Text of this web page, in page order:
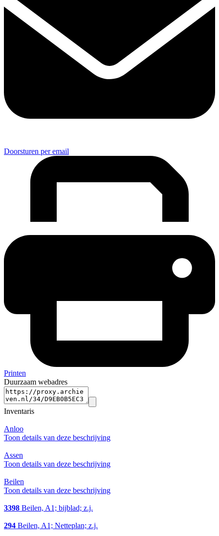
Doorsturen per email
Printen
Duurzaam webadres
Inventaris
Anloo
Toon details van deze beschrijving
Assen
Toon details van deze beschrijving
Beilen
Toon details van deze beschrijving
3398 Beilen, A1; bijblad; z.j.
294 Beilen, A1; Netteplan; z.j.